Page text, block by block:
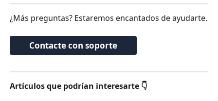
¿Más preguntas? Estaremos encantados de ayudarte.
Contacte con soporte
Artículos que podrían interesarte 👇